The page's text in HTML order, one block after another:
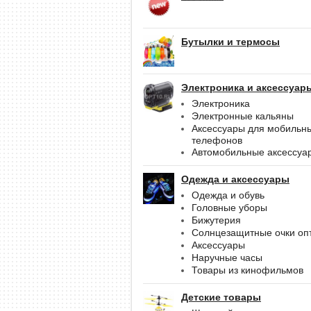
Бутылки и термосы
Электроника и
Электроника
Электронные кальяны
Аксессуары для
телефонов
Автомобильные
Одежда и аксессуары
Одежда и обувь
Головные уборы
Бижутерия
Солнцезащитные очки
Аксессуары
Наручные часы
Товары из кинофильмов
Детские товары